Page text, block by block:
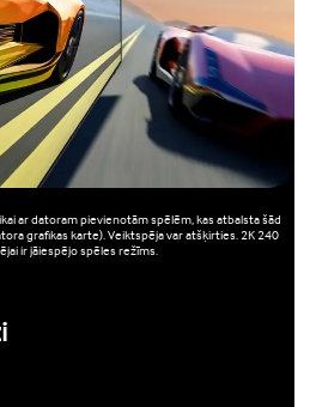
ar datoram pievienotām spēlēm, kas atbalsta šād
grafikas karte). Veiktspēja var atšķirties. 2K 240
ir jāiespējo spēles režīms.